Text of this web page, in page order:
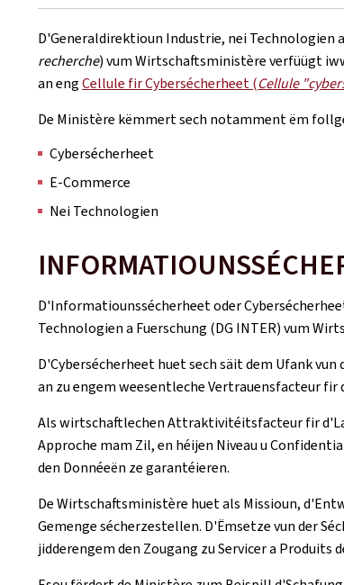
D'Generaldirektioun Industrie, nei Technologien
recherche) vum Wirtschaftsministère verfüügt
an engCellule fir Cybersécherheet (Cellule
De Ministère këmmert sech notamment ëm
Cybersécherheet
E-Commerce
Nei Technologien
D'Informatiounssécherheet oder
Technologien a Fuerschung (DG INTER) vum
D'Cybersécherheet huet sech säit dem Ufank
an zu engem weesentleche Vertrauensfacteur
Als wirtschaftlechen Attraktivitéitsfacteur fir
Approche mam Zil, en héijen Niveau u
den Donnéeën ze garantéieren.
De Wirtschaftsministère huet als Missioun,
Gemenge sécherzestellen. D'Ëmsetze vun der
jidderengem den Zougang zu Servicer a Produits